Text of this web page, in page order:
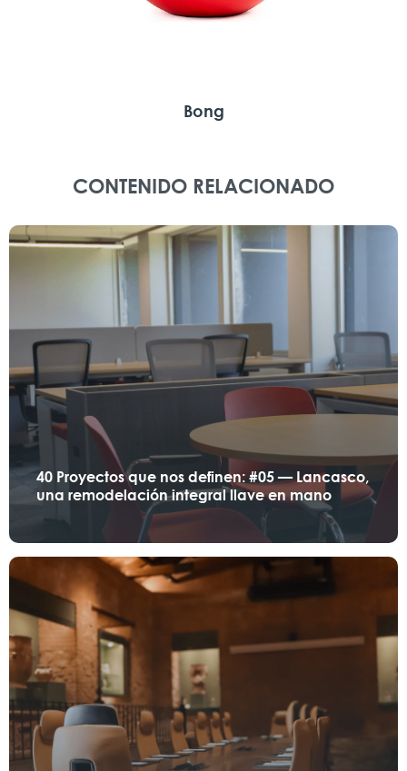
Bong
CONTENIDO RELACIONADO
40 Proyectos que nos definen: #05 — Lancasco,
una remodelación integral llave en mano